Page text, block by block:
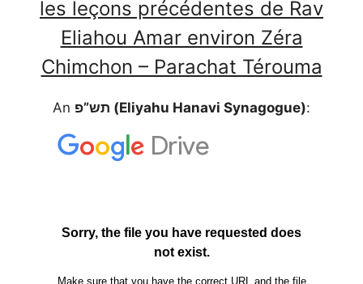
les leçons précédentes de Rav
Eliahou Amar environ Zéra
Chimchon – Parachat Térouma
An תש”פ (Eliyahu Hanavi Synagogue):